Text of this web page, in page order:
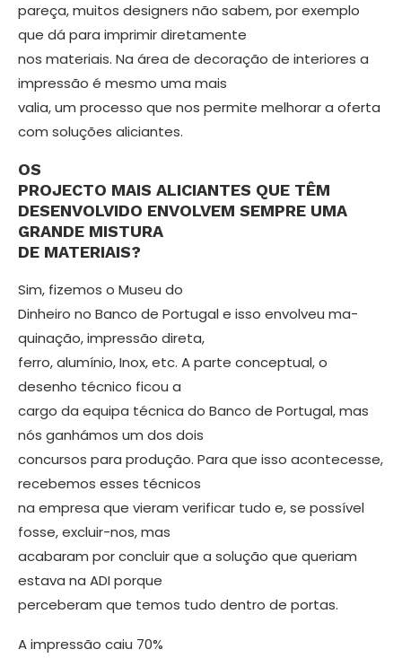
pareça, muitos de­signers não sabem, por exemplo
que dá para imprimir diretamente
nos materiais. Na área de decoração de interiores a
impressão é mesmo uma mais
valia, um processo que nos per­mite melhorar a oferta
com soluções aliciantes.
OS
PROJECTO MAIS ALICIANTES QUE TÊM
DESENVOLVIDO ENVOL­VEM SEMPRE UMA
GRANDE MISTU­RA
DE MATERIAIS?
Sim, fizemos o Museu do
Dinheiro no Banco de Portugal e isso envolveu ma­
quinação, impressão direta,
ferro, alu­mínio, Inox, etc. A parte conceptual, o
desenho técnico ficou a
cargo da equipa técnica do Banco de Portugal, mas
nós ganhámos um dos dois
concursos para produção. Para que isso acontecesse,
re­cebemos esses técnicos
na empresa que vieram verificar tudo e, se possível
fos­se, excluir-nos, mas
acabaram por con­cluir que a solução que queriam
estava na ADI porque
perceberam que temos tudo dentro de portas.
A impressão caiu 70%